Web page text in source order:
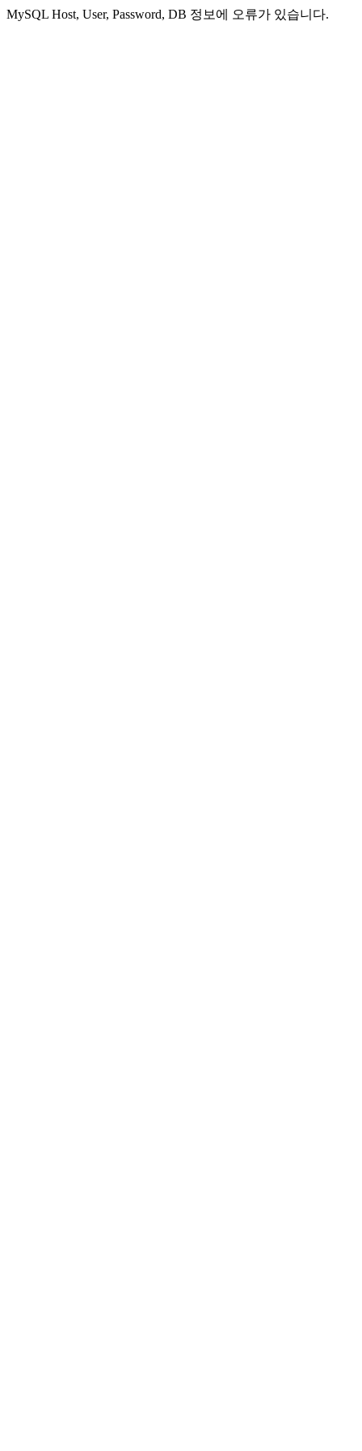
MySQL Host, User, Password, DB 정보에 오류가 있습니다.